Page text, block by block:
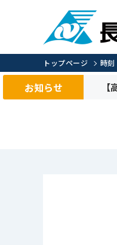
トップページ 時刻
お知らせ